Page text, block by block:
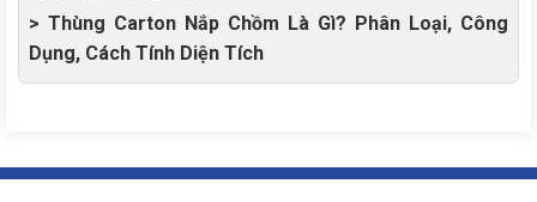
> Thùng Carton Nắp Chồm Là Gì? Phân Loại, Công
Dụng, Cách Tính Diện Tích